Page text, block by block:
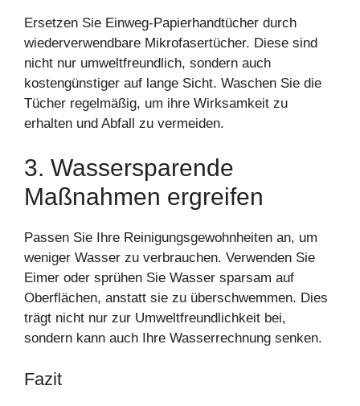
Ersetzen Sie Einweg-Papierhandtücher durch
wiederverwendbare Mikrofasertücher. Diese sind
nicht nur umweltfreundlich, sondern auch
kostengünstiger auf lange Sicht. Waschen Sie die
Tücher regelmäßig, um ihre Wirksamkeit zu
erhalten und Abfall zu vermeiden.
3. Wassersparende
Maßnahmen ergreifen
Passen Sie Ihre Reinigungsgewohnheiten an, um
weniger Wasser zu verbrauchen. Verwenden Sie
Eimer oder sprühen Sie Wasser sparsam auf
Oberflächen, anstatt sie zu überschwemmen. Dies
trägt nicht nur zur Umweltfreundlichkeit bei,
sondern kann auch Ihre Wasserrechnung senken.
Fazit